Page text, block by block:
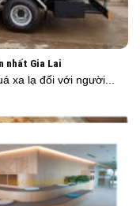
nhất Gia Lai
xa lạ đối với người...